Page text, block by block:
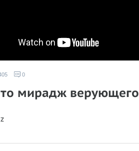
0
мирадж верующего